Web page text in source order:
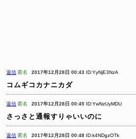
返信 匿名 2017年12月28日 00:43 ID:YyNjE3NzA
コムギコカナニカダ
返信 匿名 2017年12月28日 00:45 ID:YwNzUyMDU
さっさと通報すりゃいいのに
返信 匿名 2017年12月28日 00:48 ID:k4NDgzOTk